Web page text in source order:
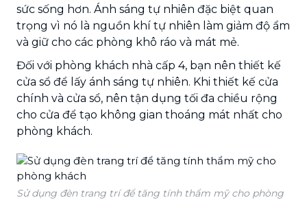
sức sống hơn. Ánh sáng tự nhiên đặc biệt quan
trọng vì nó là nguồn khí tự nhiên làm giảm độ ẩm
và giữ cho các phòng khô ráo và mát mẻ.
Đối với phòng khách nhà cấp 4, bạn nên thiết kế
cửa sổ để lấy ánh sáng tự nhiên. Khi thiết kế cửa
chính và cửa sổ, nên tận dụng tối đa chiều rộng
cho cửa để tạo không gian thoáng mát nhất cho
phòng khách.
Sử dụng đèn trang trí để tăng tính thẩm mỹ cho phòng